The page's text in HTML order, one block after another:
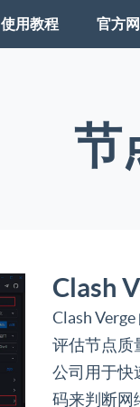
使用教程 官方
节
Clash
Clash
评估节点质
公司用于快
码来判断网